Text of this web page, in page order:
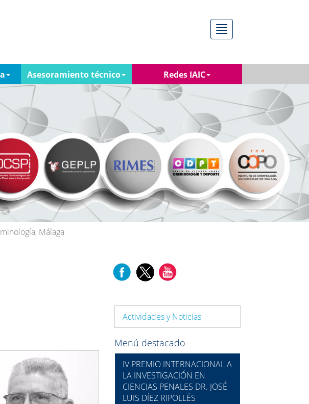
Menú
Asesoramiento técnico Redes IAIC
Málaga
Actividades y Noticias
Menú destacado
IV PREMIO INTERNACIONAL A
LA INVESTIGACIÓN EN
CIENCIAS PENALES DR. JOSÉ
LUIS DÍEZ RIPOLLÉS